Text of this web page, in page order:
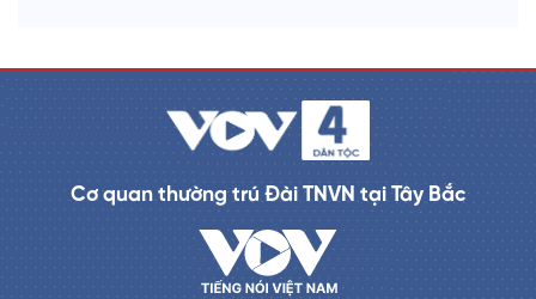
Cơ quan thường trú Đài TNVN tại Tây Bắc